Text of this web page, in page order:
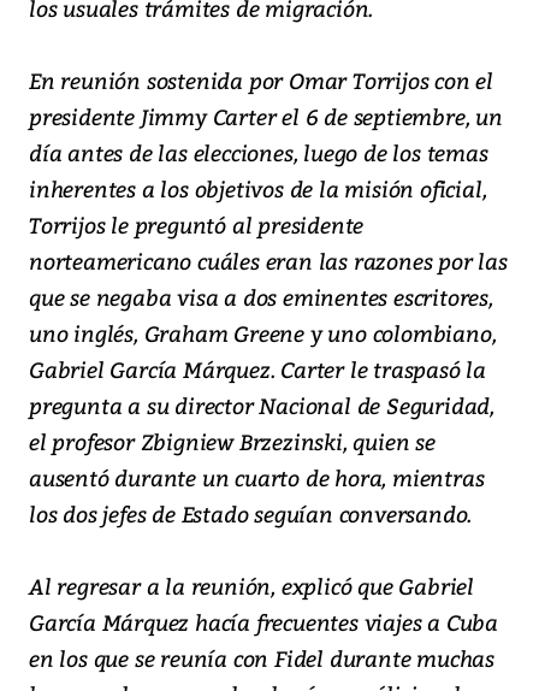
los usuales trámites de migración.
En reunión sostenida por Omar Torrijos con el
presidente Jimmy Carter el 6 de septiembre, un
día antes de las elecciones, luego de los temas
inherentes a los objetivos de la misión oficial,
Torrijos le preguntó al presidente
norteamericano cuáles eran las razones por las
que se negaba visa a dos eminentes escritores,
uno inglés, Graham Greene y uno colombiano,
Gabriel García Márquez. Carter le traspasó la
pregunta a su director Nacional de Seguridad,
el profesor Zbigniew Brzezinski, quien se
ausentó durante un cuarto de hora, mientras
los dos jefes de Estado seguían conversando.
Al regresar a la reunión, explicó que Gabriel
García Márquez hacía frecuentes viajes a Cuba
en los que se reunía con Fidel durante muchas